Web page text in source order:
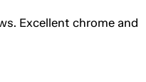
Excellent chrome and